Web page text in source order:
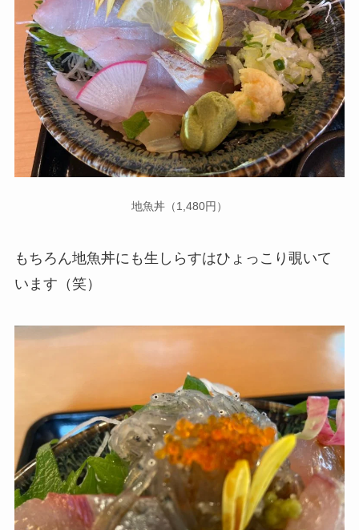
地魚丼（1,480円）
もちろん地魚丼にも生しらすはひょっこり覗いて
います（笑）